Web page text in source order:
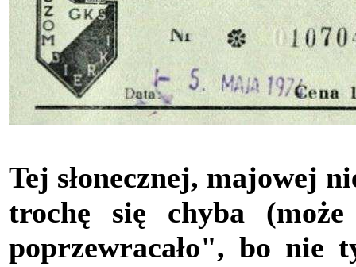
Tej słonecznej, majowej
trochę się chyba
poprzewracało", bo nie